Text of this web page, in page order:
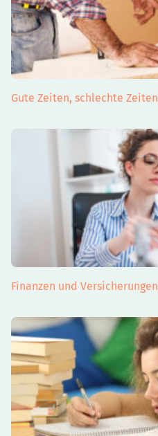
Gute Zeiten, schlechte Zeiten
Finanzen und Versicherungen